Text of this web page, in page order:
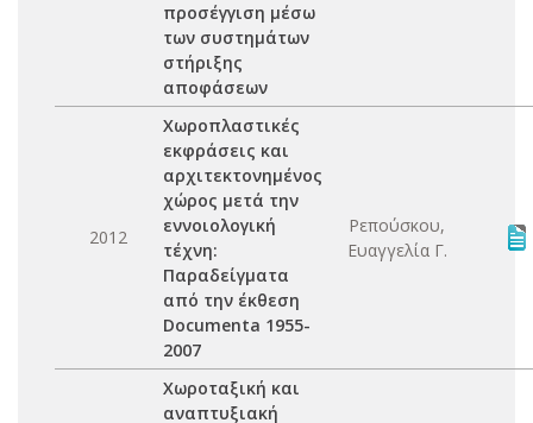
προσέγγιση μέσω
των συστημάτων
στήριξης
αποφάσεων
2012
Χωροπλαστικές
εκφράσεις και
αρχιτεκτονημένος
χώρος μετά την
εννοιολογική
τέχνη:
Παραδείγματα
από την έκθεση
Documenta 1955-
2007
Ρεπούσκου,
Ευαγγελία Γ.
Χωροταξική και
αναπτυξιακή